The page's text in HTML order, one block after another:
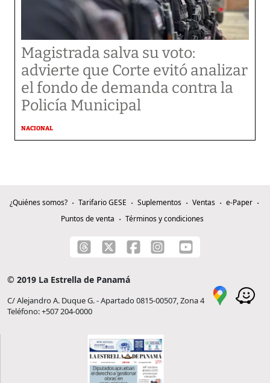
Magistrada salva su voto:
advierte que Corte evitó analizar
el fondo de demanda contra la
Policía Municipal
NACIONAL
¿Quiénes somos? Tarifario GESE Suplementos Ventas
e-Paper
Puntos de venta
Términos y condiciones
© 2019 La Estrella de Panamá
C/ Alejandro A. Duque G. - Apartado 0815-00507, Zona 4
Teléfono: +507 204-0000